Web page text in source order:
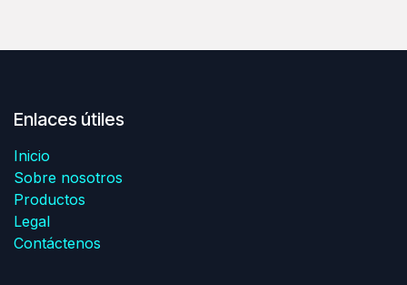
Enlaces útiles
Inicio
Sobre nosotros
Productos
Legal
Contáctenos